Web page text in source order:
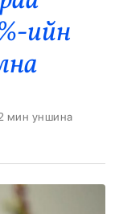
ийн
мин уншина